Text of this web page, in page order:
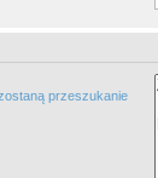
przeszukanie